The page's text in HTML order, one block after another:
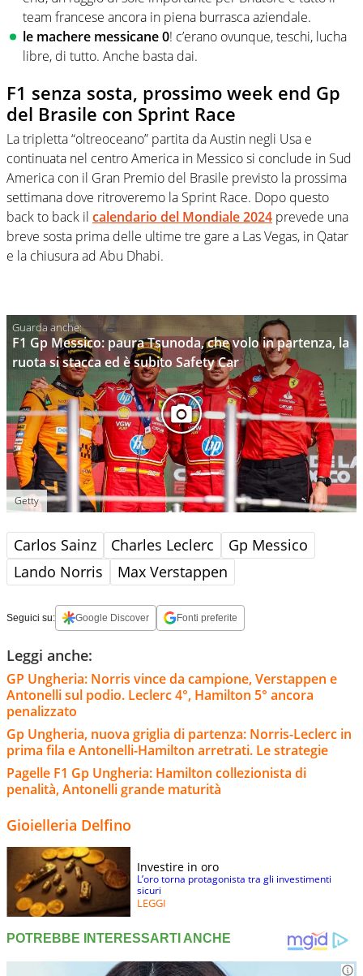
team francese ancora in piena burrasca aziendale.
le machere messicane 0! c’erano ovunque, teschi, lucha
libre, di tutto. Anche basta dai.
F1 senza sosta, prossimo week end Gp
del Brasile con Sprint Race
La tripletta “oltreoceano” partita da Austin negli Usa e
continuata nel centro America in Messico si conclude in Sud
America con il Gran Premio del Brasile previsto la prossima
settimana dove ritroveremo la Sprint Race. Dopo questo
back to back il calendario del Mondiale 2024 prevede una
breve sosta prima delle ultime tre gare a Las Vegas, in Qatar
e la chiusura ad Abu Dhabi.
F1 Gp Messico: paura Tsunoda, che volo in partenza, la
ruota si stacca ed è subito Safety Car
Getty
Carlos Sainz Charles Leclerc
Gp Messico
Lando Norris
Max Verstappen
Seguici su: Google Discover Fonti preferite
Leggi anche:
GP Ungheria: Norris vince da campione, Verstappen e
Antonelli sul podio. Leclerc 4°, Hamilton 5° ancora
penalizzato
Gp Ungheria, nuova griglia di partenza: Norris-Leclerc in
prima fila e Antonelli-Hamilton arretrati. Le strategie
Pagelle F1 Gp Ungheria: Hamilton collezionista di
penalità, Antonelli grande maturità
Gioielleria Delfino
Investire in oro
L’oro torna protagonista tra gli investimenti
sicuri
LEGGI